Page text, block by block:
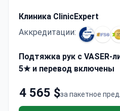
Клиника ClinicExpert
Аккредитации:
Подтяжка рук с VASER-
5★ и перевод включены
за пакетное
4 565 $